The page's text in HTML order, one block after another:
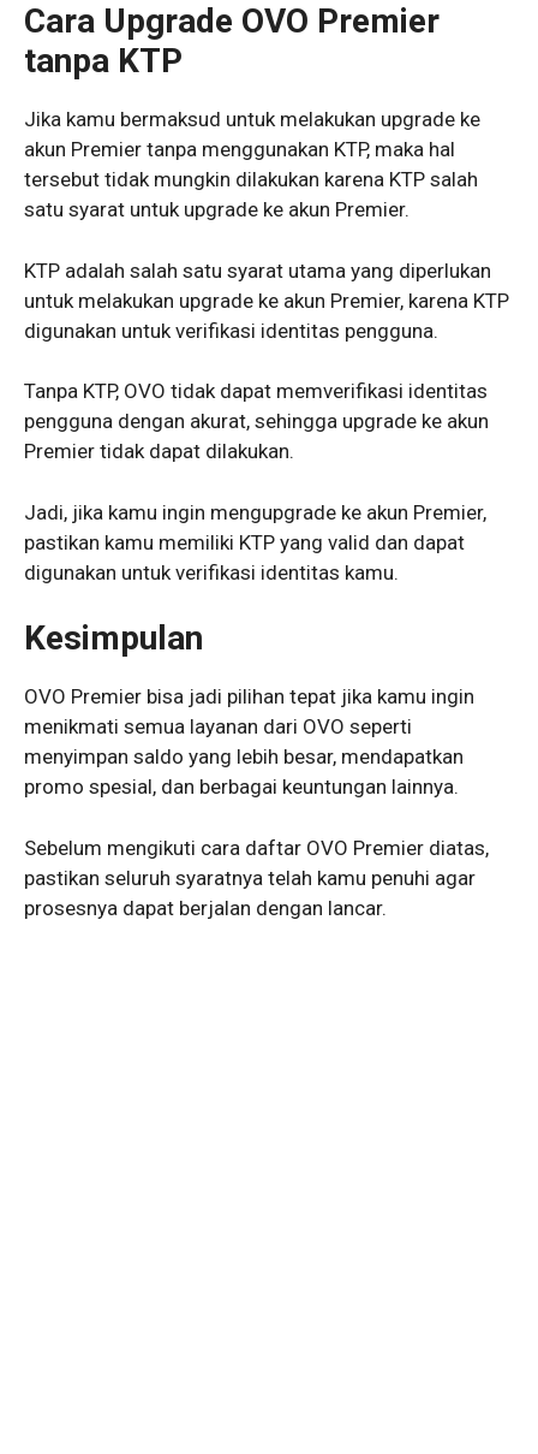
Cara Upgrade OVO Premier
tanpa KTP
Jika kamu bermaksud untuk melakukan upgrade ke
akun Premier tanpa menggunakan KTP, maka hal
tersebut tidak mungkin dilakukan karena KTP salah
satu syarat untuk upgrade ke akun Premier.
KTP adalah salah satu syarat utama yang diperlukan
untuk melakukan upgrade ke akun Premier, karena KTP
digunakan untuk verifikasi identitas pengguna.
Tanpa KTP, OVO tidak dapat memverifikasi identitas
pengguna dengan akurat, sehingga upgrade ke akun
Premier tidak dapat dilakukan.
Jadi, jika kamu ingin mengupgrade ke akun Premier,
pastikan kamu memiliki KTP yang valid dan dapat
digunakan untuk verifikasi identitas kamu.
Kesimpulan
OVO Premier bisa jadi pilihan tepat jika kamu ingin
menikmati semua layanan dari OVO seperti
menyimpan saldo yang lebih besar, mendapatkan
promo spesial, dan berbagai keuntungan lainnya.
Sebelum mengikuti cara daftar OVO Premier diatas,
pastikan seluruh syaratnya telah kamu penuhi agar
prosesnya dapat berjalan dengan lancar.